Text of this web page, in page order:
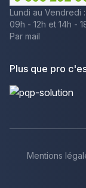
Lundi au Vendredi :
09h - 12h et 14h -
Par mail
Plus que pro
Mentions